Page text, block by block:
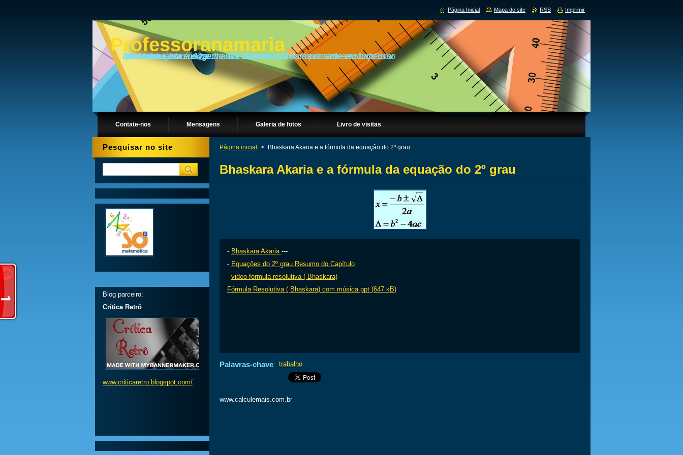
Professoranamaria
Ah, Matemática... A rainha das ciências e a dama do universo! ... Como toda rainha, ela é exigente, cheia de caprichos, mas sabe recompensar bem seus leais súditos... além do mais, ela está presente em tudo o quanto imaginarem.
Contate-nos Mensagens Galeria de fotos Livro de visitas
Página inicial > Bhaskara Akaria e a fórmula da equação do 2º grau
Bhaskara Akaria e a fórmula da equação do 2º grau
- Bhaskara Akaria ---
- Equações do 2º grau Resumo do Capítulo
- video fórmula resolutiva ( Bhaskara)
Fórmula Resolutiva ( Bhaskara) com música.ppt (647 kB)
Palavras-chave: trabalho
www.calculemais.com.br
Pesquisar no site
Blog parceiro:
Crítica Retrô
www.criticaretro.blogspot.com/
Página Inicial Mapa do site RSS Imprimir